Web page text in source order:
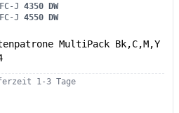
J 4350 DW
J 4550 DW
MultiPack Bk,C,M,Y
1-3 Tage